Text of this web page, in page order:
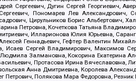
Сергеевич, Дугин Сергей Георгиевич,
Пономарев Лев Александрович,
Цирульников Борис Альбертович,
Петровна, Кочеткова Татьяна
Илларионова Юлия Юрьевна,
Геннадьевич, Гефтер Валентин
Сергей Владимирович, Максимов
Залмановна, Кокорина Екатерина
Протасова Ирина Вячеславовна,
Анна Дмитриевна, Королева
Полякова Мара Федоровна, Резник